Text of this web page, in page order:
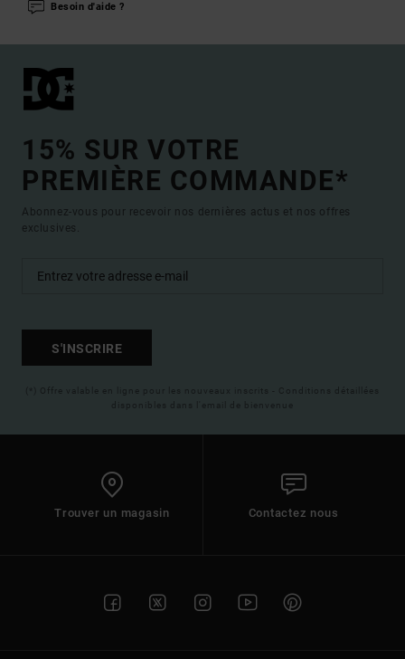
Besoin d'aide ?
15% SUR VOTRE
PREMIÈRE COMMANDE*
Abonnez-vous pour recevoir nos dernières actus et nos offres
exclusives.
S'INSCRIRE
(*) Offre valable en ligne pour les nouveaux inscrits - Conditions détaillées
disponibles dans l'email de bienvenue
Trouver un magasin Contactez nous